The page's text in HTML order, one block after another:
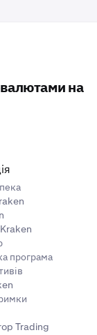
на
програма
Trading